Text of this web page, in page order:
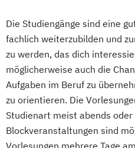
Primary Care
Psychologie &
Public Health Real
Recht & Management
Risk Management &
Sales Management
Soziale Medizin &
Sozialmanagement
Supply Chain
Production
Die Studiengänge sind eine
fachlich weiterzubilden und
zu werden, das dich
möglicherweise auch die
Aufgaben im Beruf zu
zu orientieren. Die
Studienart meist abends
Blockveranstaltungen sind